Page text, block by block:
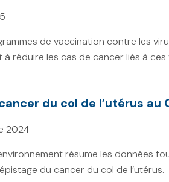
de vaccination contre les
réduire les cas de cancer liés à ces
du col de l’utérus
2024
résume les données
du cancer du col de l’utérus.